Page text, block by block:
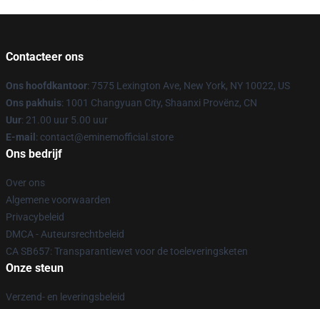
Contacteer ons
Ons hoofdkantoor: 7575 Lexington Ave, New York, NY 10022, US
Ons pakhuis: 1001 Changyuan City, Shaanxi Provënz, CN
Uur: 21.00 uur 5.00 uur
E-mail : contact@eminemofficial.store
Ons bedrijf
Over ons
Algemene voorwaarden
Privacybeleid
DMCA - Auteursrechtbeleid
CA SB657: Transparantiewet voor de toeleveringsketen
Onze steun
Verzend- en leveringsbeleid